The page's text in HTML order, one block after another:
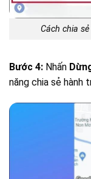
Cách chia
Bước 4: Nhấn D
năng chia sẻ hành